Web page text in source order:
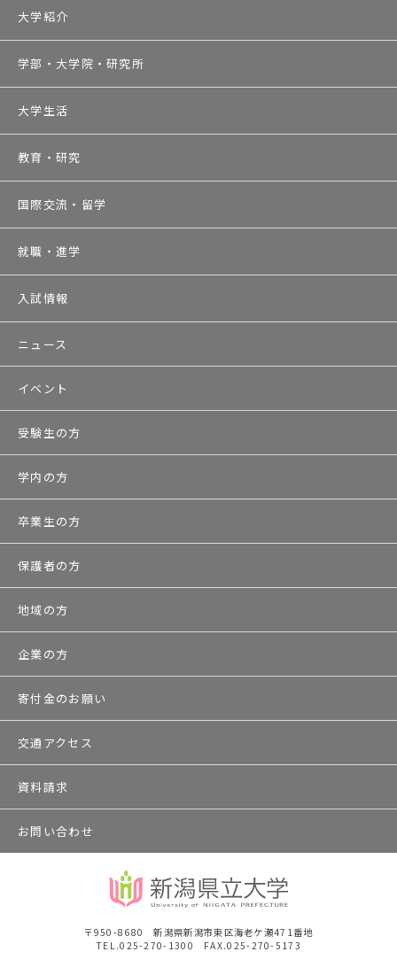
大学紹介
学部・大学院・研究所
大学生活
教育・研究
国際交流・留学
就職・進学
入試情報
ニュース
イベント
受験生の方
学内の方
卒業生の方
保護者の方
地域の方
企業の方
寄付金のお願い
交通アクセス
資料請求
お問い合わせ
〒950-8680 新潟県新潟市東区海老ケ瀬471番地
TEL.025-270-1300 FAX.025-270-5173